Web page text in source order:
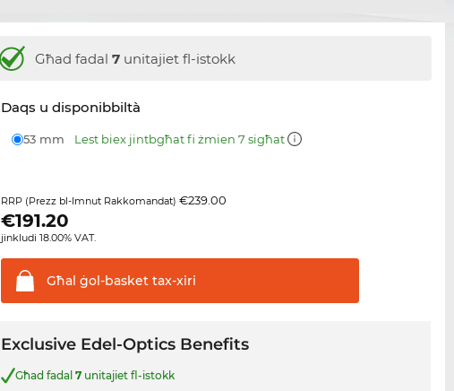
Għad fadal7 unitajiet fl-istokk
Daqs u disponibbiltà
53 mm Lest biex jintbgħat fi żmien 7 sigħat
RRP (Prezz bl-Imnut Rakkomandat)€239.00
€191.20
jinkludi 18.00% VAT.
Għal ġol-basket tax-xiri
Exclusive Edel-Optics Benefits
Għad fadal7 unitajiet fl-istokk